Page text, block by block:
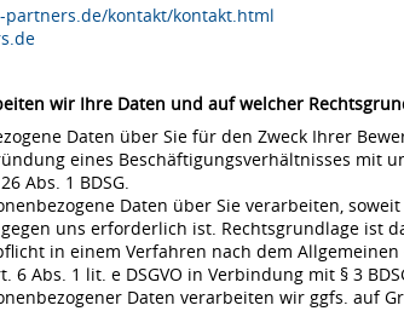
partners.de/kontakt/kontakt.html
wir Ihre Daten und auf welcher
Daten über Sie für den Zweck Ihrer
eines Beschäftigungsverhältnisses mit
Abs. 1 BDSG.
Daten über Sie verarbeiten,
uns erforderlich ist. Rechtsgrundlage ist
in einem Verfahren nach dem
6 Abs. 1 lit. e DSGVO in Verbindung mit § 3
Daten verarbeiten wir ggfs. auf